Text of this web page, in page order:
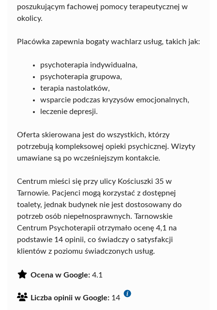
poszukującym fachowej pomocy terapeutycznej w
okolicy.
Placówka zapewnia bogaty wachlarz usług, takich jak:
psychoterapia indywidualna,
psychoterapia grupowa,
terapia nastolatków,
wsparcie podczas kryzysów emocjonalnych,
leczenie depresji.
Oferta skierowana jest do wszystkich, którzy
potrzebują kompleksowej opieki psychicznej. Wizyty
umawiane są po wcześniejszym kontakcie.
Centrum mieści się przy ulicy Kościuszki 35 w
Tarnowie. Pacjenci mogą korzystać z dostępnej
toalety, jednak budynek nie jest dostosowany do
potrzeb osób niepełnosprawnych. Tarnowskie
Centrum Psychoterapii otrzymało ocenę 4,1 na
podstawie 14 opinii, co świadczy o satysfakcji
klientów z poziomu świadczonych usług.
Ocena w Google: 4.1
Liczba opinii w Google: 14